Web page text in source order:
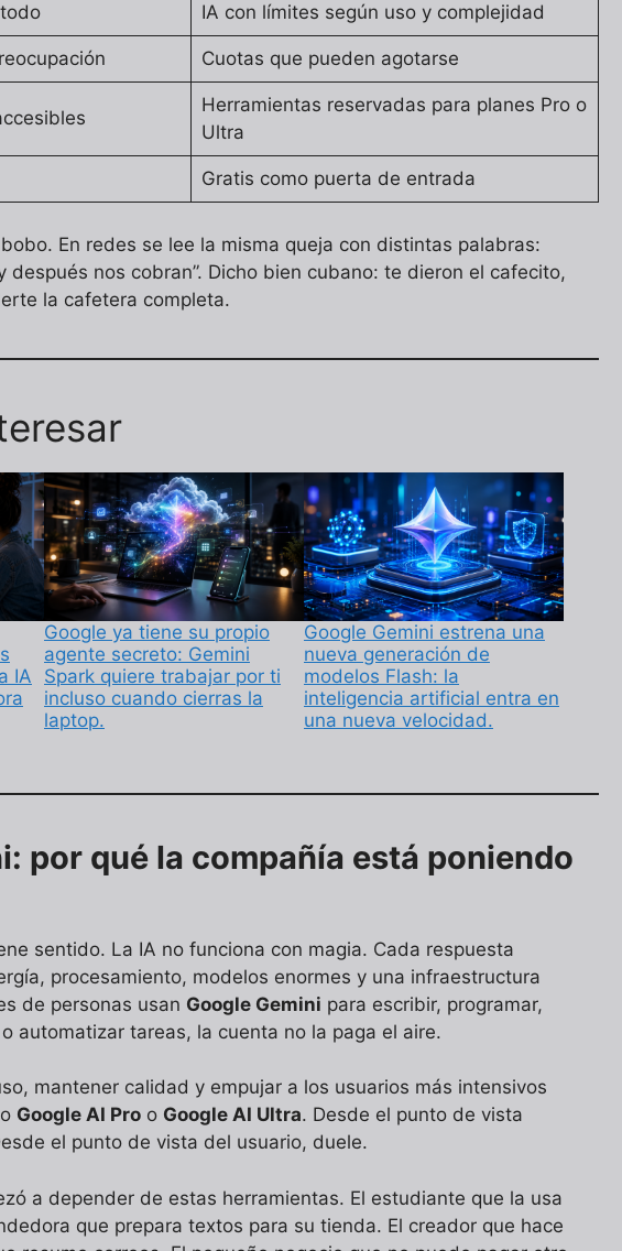
IA con límites según uso y complejidad
Cuotas que pueden agotarse
Herramientas reservadas para planes Pro o
Ultra
Gratis como puerta de entrada
En redes se lee la misma queja con distintas palabras:
después nos cobran”. Dicho bien cubano: te dieron el cafecito,
la cafetera completa.
IA
Google ya tiene su propio
agente secreto: Gemini
Spark quiere trabajar por ti
incluso cuando cierras la
laptop.
Google Gemini estrena una
nueva generación de
modelos Flash: la
inteligencia artificial entra en
una nueva velocidad.
por qué la compañía está poniendo
sentido. La IA no funciona con magia. Cada respuesta
procesamiento, modelos enormes y una infraestructura
de personas usan Google Gemini para escribir, programar,
automatizar tareas, la cuenta no la paga el aire.
mantener calidad y empujar a los usuarios más intensivos
Google AI Pro o Google AI Ultra. Desde el punto de vista
el punto de vista del usuario, duele.
a depender de estas herramientas. El estudiante que la usa
que prepara textos para su tienda. El creador que hace